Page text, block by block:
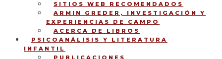
SITIOS WEB RECOMENDADOS
ARMIN GREDER, INVESTIGACIÓN Y
EXPERIENCIAS DE CAMPO
ACERCA DE LIBROS
PSICOANÁLISIS Y LITERATURA
INFANTIL
PUBLICACIONES